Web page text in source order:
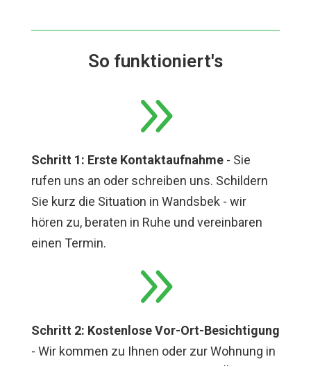
So funktioniert's
9
Schritt 1: Erste Kontaktaufnahme- Sie
rufen uns an oder schreiben uns. Schildern
Sie kurz die Situation in Wandsbek - wir
hören zu, beraten in Ruhe und vereinbaren
einen Termin.
9
Schritt 2: Kostenlose Vor-Ort-Besichtigung
- Wir kommen zu Ihnen oder zur Wohnung in